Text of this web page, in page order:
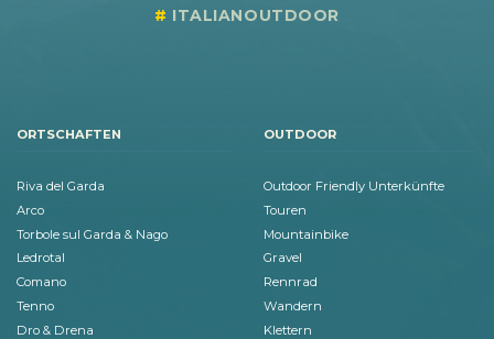
ITALIANOUTDOOR
ORTSCHAFTEN
Riva del Garda
Arco
Torbole sul Garda & Nago
Ledrotal
Comano
Tenno
Dro & Drena
OUTDOOR
Outdoor Friendly Unterkünfte
Touren
Mountainbike
Gravel
Rennrad
Wandern
Klettern